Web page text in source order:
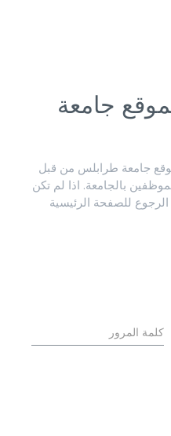
جامعة
جامعة طرابلس من قبل
بالجامعة. اذا لم تكن
للصفحة الرئيسية